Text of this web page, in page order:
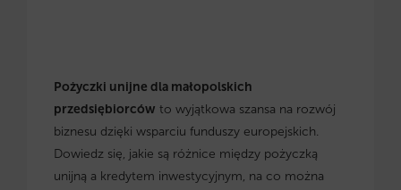
Pożyczki unijne dla małopolskich
przedsiębiorców to wyjątkowa szansa na rozwój
biznesu dzięki wsparciu funduszy europejskich.
Dowiedz się, jakie są różnice między pożyczką
unijną a kredytem inwestycyjnym, na co można